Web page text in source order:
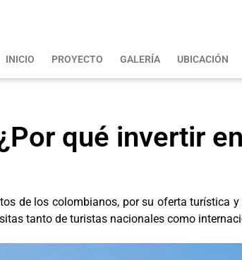
INICIO PROYECTO GALERÍA UBICACIÓN
qué invertir
de los colombianos, por su oferta turística
tanto de turistas nacionales como